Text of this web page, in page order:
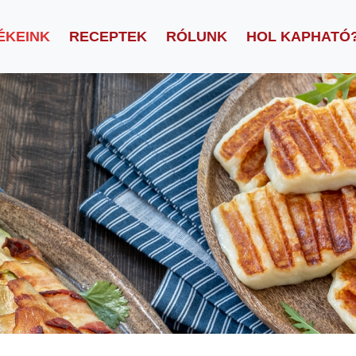
RECEPTEK RÓLUNK HOL